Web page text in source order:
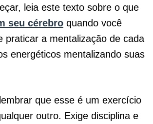
leia este texto sobre o que
seu cérebro quando você
praticar a mentalização de cada
energéticos mentalizando suas
que esse é um exercício
outro. Exige disciplina e